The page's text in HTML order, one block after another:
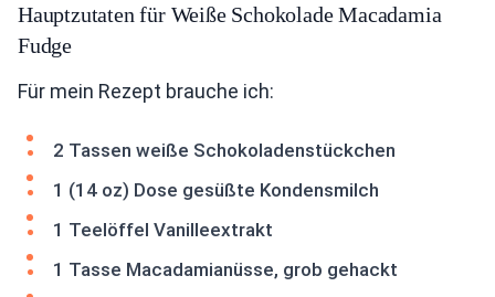
Hauptzutaten für Weiße Schokolade Macadamia
Fudge
Für mein Rezept brauche ich:
2 Tassen weiße Schokoladenstückchen
1 (14 oz) Dose gesüßte Kondensmilch
1 Teelöffel Vanilleextrakt
1 Tasse Macadamianüsse, grob gehackt